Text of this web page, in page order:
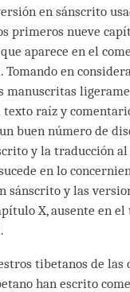
en sánscrito
primeros nueve
aparece en el
en
manuscritas
raíz y
buen número de
y la traducción
en lo
sánscrito y las
X, ausente en el
tibetanos de las
han escrito